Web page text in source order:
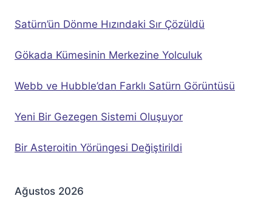
Satürn’ün Dönme Hızındaki Sır Çözüldü
Gökada Kümesinin Merkezine Yolculuk
Webb ve Hubble’dan Farklı Satürn Görüntüsü
Yeni Bir Gezegen Sistemi Oluşuyor
Bir Asteroitin Yörüngesi Değiştirildi
Ağustos 2026